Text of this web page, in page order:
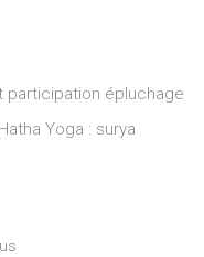
épluchage
Yoga : surya